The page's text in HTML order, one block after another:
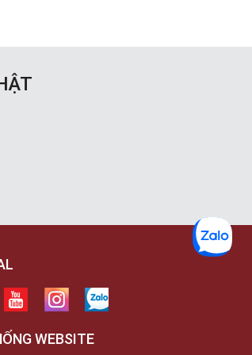
Việt Thương Music - 102Q An
102Q Đường An Dương Vương,
Phường An Đông, TPHCM, Quận 5, Hồ
WEBSITE